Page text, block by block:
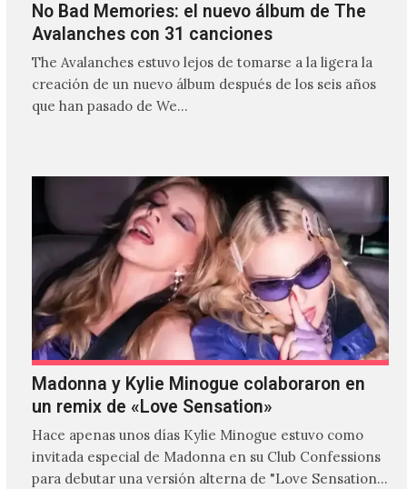
No Bad Memories: el nuevo álbum de The
Avalanches con 31 canciones
The Avalanches estuvo lejos de tomarse a la ligera la
creación de un nuevo álbum después de los seis años
que han pasado de We…
Madonna y Kylie Minogue colaboraron en
un remix de «Love Sensation»
Hace apenas unos días Kylie Minogue estuvo como
invitada especial de Madonna en su Club Confessions
para debutar una versión alterna de "Love Sensation",